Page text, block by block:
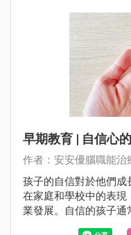
早期教育 | 自信心
作者：安安優腦職能治
孩子的自信對於他們成
在家庭和學校中的表
業發展。自信的孩子通
物，並擁有更積極的